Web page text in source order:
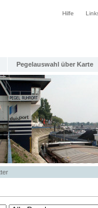
Hilfe
Pegelauswahl über Karte